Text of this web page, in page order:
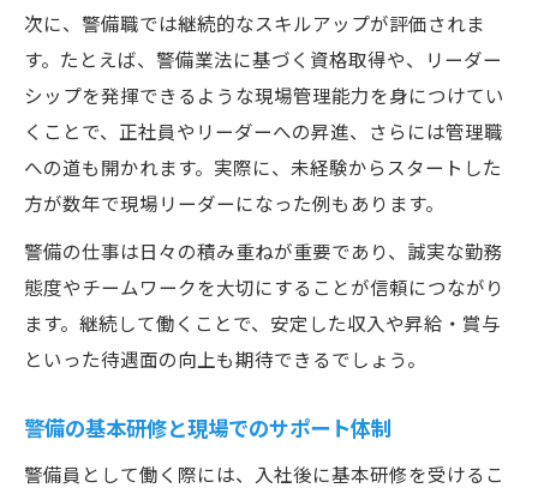
次に、警備職では継続的なスキルアップが評価されま
す。たとえば、警備業法に基づく資格取得や、リーダー
シップを発揮できるような現場管理能力を身につけてい
くことで、正社員やリーダーへの昇進、さらには管理職
への道も開かれます。実際に、未経験からスタートした
方が数年で現場リーダーになった例もあります。
警備の仕事は日々の積み重ねが重要であり、誠実な勤務
態度やチームワークを大切にすることが信頼につながり
ます。継続して働くことで、安定した収入や昇給・賞与
といった待遇面の向上も期待できるでしょう。
警備の基本研修と現場でのサポート体制
警備員として働く際には、入社後に基本研修を受けるこ